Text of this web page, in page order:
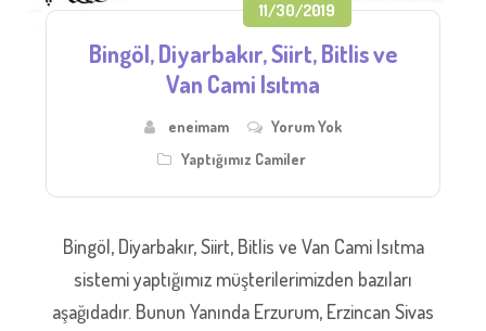
11/30/2019
Bingöl, Diyarbakır, Siirt, Bitlis ve
Van Cami Isıtma
eneimam
Yorum Yok
Yaptığımız Camiler
Bingöl, Diyarbakır, Siirt, Bitlis ve Van Cami Isıtma
sistemi yaptığımız müşterilerimizden bazıları
aşağıdadır. Bunun Yanında Erzurum, Erzincan Sivas